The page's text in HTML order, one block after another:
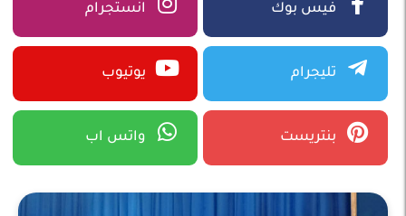
فيس بوك انستجرام
تليجرام يوتيوب
بنتريست واتس اب